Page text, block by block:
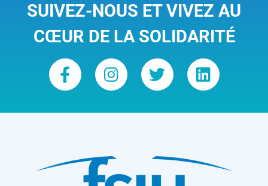
SUIVEZ-NOUS ET VIVEZ AU
CŒUR DE LA SOLIDARITÉ